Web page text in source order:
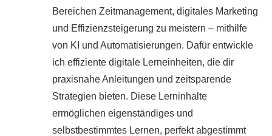
Bereichen Zeitmanagement, digitales Marketing
und Effizienzsteigerung zu meistern – mithilfe
von KI und Automatisierungen. Dafür entwickle
ich effiziente digitale Lerneinheiten, die dir
praxisnahe Anleitungen und zeitsparende
Strategien bieten. Diese Lerninhalte
ermöglichen eigenständiges und
selbstbestimmtes Lernen, perfekt abgestimmt